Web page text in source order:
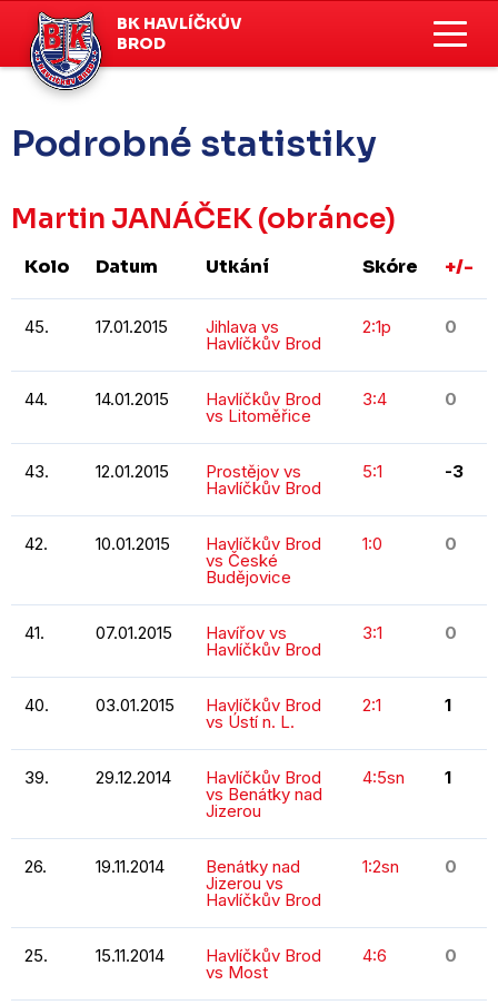
BK HAVLÍČKŮV
BROD
Podrobné statistiky
Martin JANÁČEK(obránce)
Kolo Datum Utkání Skóre +/-
45. 17.01.2015 Jihlava vs
Havlíčkův Brod
2:1p 0
44. 14.01.2015 Havlíčkův Brod
vs Litoměřice
3:4 0
43. 12.01.2015 Prostějov vs
Havlíčkův Brod
5:1 -3
42. 10.01.2015 Havlíčkův Brod
vs České
Budějovice
1:0 0
41. 07.01.2015 Havířov vs
Havlíčkův Brod
3:1 0
40. 03.01.2015 Havlíčkův Brod
vs Ústí n. L.
2:1 1
39. 29.12.2014 Havlíčkův Brod
vs Benátky nad
Jizerou
4:5sn 1
26. 19.11.2014 Benátky nad
Jizerou vs
Havlíčkův Brod
1:2sn 0
25. 15.11.2014 Havlíčkův Brod
vs Most
4:6 0